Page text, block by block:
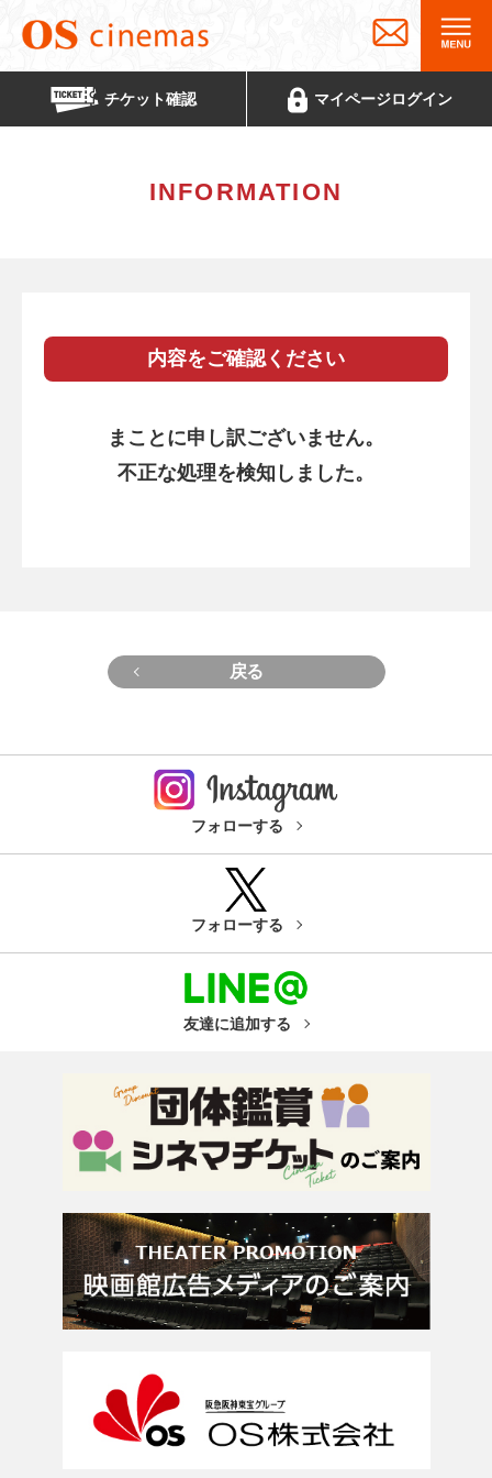
チケット確認 マイページログイン
INFORMATION
内容をご確認ください
まことに申し訳ございません。
不正な処理を検知しました。
戻る
フォローする
フォローする
友達に追加する